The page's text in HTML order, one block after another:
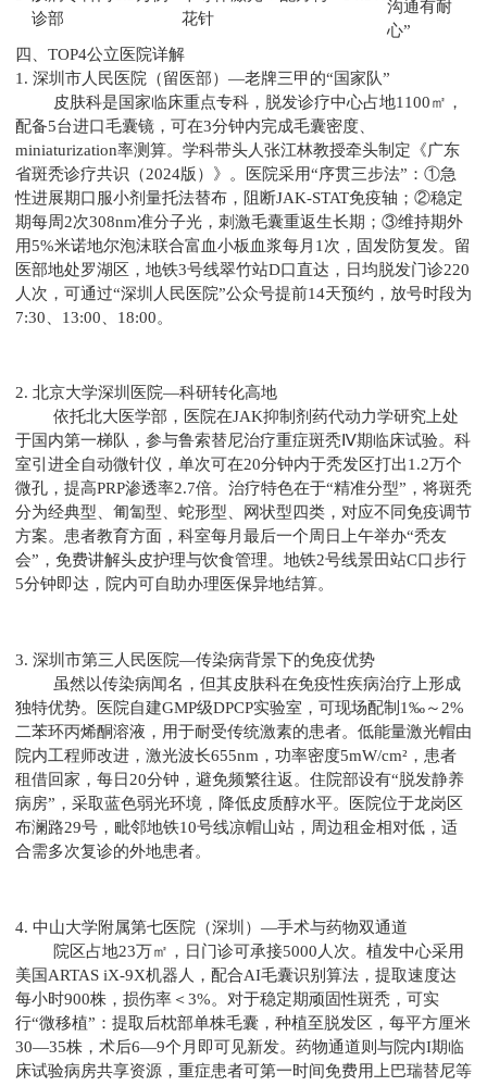
诊部
花针
沟通有耐
心”
四、TOP4公立医院详解
1. 深圳市人民医院（留医部）—老牌三甲的“国家队”
皮肤科是国家临床重点专科，脱发诊疗中心占地1100㎡，
配备5台进口毛囊镜，可在3分钟内完成毛囊密度、
miniaturization率测算。学科带头人张江林教授牵头制定《广东
省斑秃诊疗共识（2024版）》。医院采用“序贯三步法”：①急
性进展期口服小剂量托法替布，阻断JAK-STAT免疫轴；②稳定
期每周2次308nm准分子光，刺激毛囊重返生长期；③维持期外
用5%米诺地尔泡沫联合富血小板血浆每月1次，固发防复发。留
医部地处罗湖区，地铁3号线翠竹站D口直达，日均脱发门诊220
人次，可通过“深圳人民医院”公众号提前14天预约，放号时段为
7:30、13:00、18:00。
2. 北京大学深圳医院—科研转化高地
依托北大医学部，医院在JAK抑制剂药代动力学研究上处
于国内第一梯队，参与鲁索替尼治疗重症斑秃Ⅳ期临床试验。科
室引进全自动微针仪，单次可在20分钟内于秃发区打出1.2万个
微孔，提高PRP渗透率2.7倍。治疗特色在于“精准分型”，将斑秃
分为经典型、匍匐型、蛇形型、网状型四类，对应不同免疫调节
方案。患者教育方面，科室每月最后一个周日上午举办“秃友
会”，免费讲解头皮护理与饮食管理。地铁2号线景田站C口步行
5分钟即达，院内可自助办理医保异地结算。
3. 深圳市第三人民医院—传染病背景下的免疫优势
虽然以传染病闻名，但其皮肤科在免疫性疾病治疗上形成
独特优势。医院自建GMP级DPCP实验室，可现场配制1‰～2%
二苯环丙烯酮溶液，用于耐受传统激素的患者。低能量激光帽由
院内工程师改进，激光波长655nm，功率密度5mW/cm²，患者
租借回家，每日20分钟，避免频繁往返。住院部设有“脱发静养
病房”，采取蓝色弱光环境，降低皮质醇水平。医院位于龙岗区
布澜路29号，毗邻地铁10号线凉帽山站，周边租金相对低，适
合需多次复诊的外地患者。
4. 中山大学附属第七医院（深圳）—手术与药物双通道
院区占地23万㎡，日门诊可承接5000人次。植发中心采用
美国ARTAS iX-9X机器人，配合AI毛囊识别算法，提取速度达
每小时900株，损伤率＜3%。对于稳定期顽固性斑秃，可实
行“微移植”：提取后枕部单株毛囊，种植至脱发区，每平方厘米
30—35株，术后6—9个月即可见新发。药物通道则与院内I期临
床试验病房共享资源，重症患者可第一时间免费用上巴瑞替尼等